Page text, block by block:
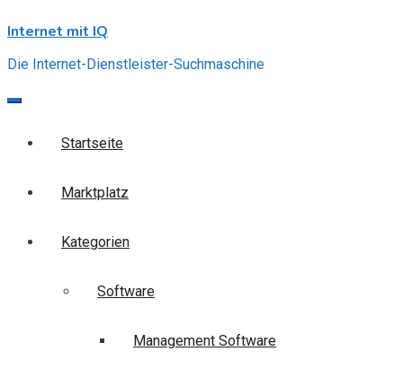
to
Internet mit IQ
Die Internet-Dienstleister-Suchmaschine
Startseite
Marktplatz
Kategorien
Software
Management Software